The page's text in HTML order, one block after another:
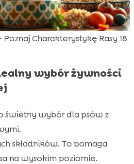
Charakterystykę Rasy 18
wybór żywności
świetny wybór dla psów z
składników. To pomaga
na wysokim poziomie.